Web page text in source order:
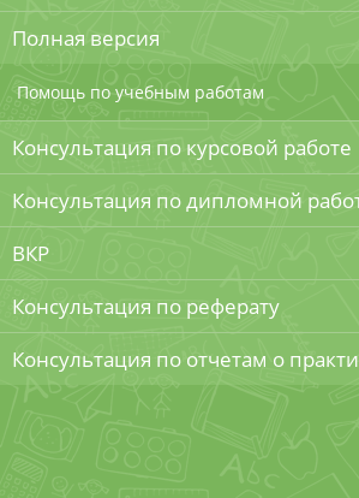
Полная версия
Помощь по учебным работам
Консультация по курсовой работе
Консультация по дипломной
ВКР
Консультация по реферату
Консультация по отчетам о